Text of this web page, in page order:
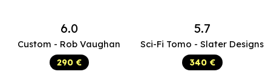
6.0
Custom - Rob Vaughan
290 €
5.7
Sci-Fi Tomo - Slater Designs
340 €